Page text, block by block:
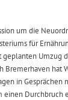
um die
für
Umzug
hat
in Gesprächen
einen Durchbruch